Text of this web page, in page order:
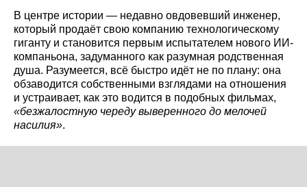
В центре истории — недавно овдовевший инженер,
который продаёт свою компанию технологическому
гиганту и становится первым испытателем нового ИИ-
компаньона, задуманного как разумная родственная
душа. Разумеется, всё быстро идёт не по плану: она
обзаводится собственными взглядами на отношения
и устраивает, как это водится в подобных фильмах,
«безжалостную череду выверенного до мелочей
насилия».